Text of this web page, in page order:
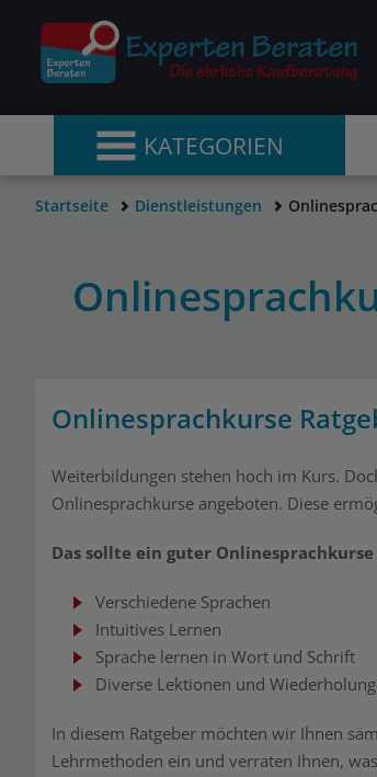
KATEGORIEN
Startseite Dienstleistungen
Onlinesprachkurse
Weiterbildungen stehen hoch im Kurs.
Onlinesprachkurse angeboten. Diese
Das sollte ein guter
Verschiedene Sprachen
Intuitives Lernen
Sprache lernen in Wort und Schrift
Diverse Lektionen und
In diesem Ratgeber möchten wir Ihnen
Lehrmethoden ein und verraten Ihnen,